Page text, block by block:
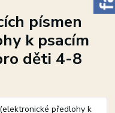
písmen
k psacím
děti 4-8